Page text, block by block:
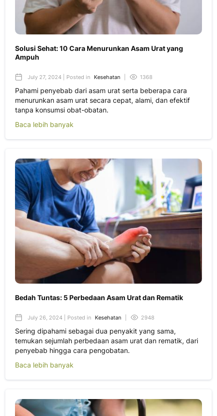
Solusi Sehat: 10 Cara Menurunkan Asam Urat yang
Ampuh
July 27, 2024 | Posted in Kesehatan 1368
Pahami penyebab dari asam urat serta beberapa cara
menurunkan asam urat secara cepat, alami, dan efektif
tanpa konsumsi obat-obatan.
Baca lebih banyak
Bedah Tuntas: 5 Perbedaan Asam Urat dan Rematik
July 26, 2024 | Posted in Kesehatan 2948
Sering dipahami sebagai dua penyakit yang sama,
temukan sejumlah perbedaan asam urat dan rematik, dari
penyebab hingga cara pengobatan.
Baca lebih banyak